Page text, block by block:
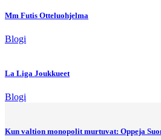
Mm Futis Otteluohjelma
Blogi
La Liga Joukkueet
Blogi
Kun valtion monopolit murtuvat: Oppeja